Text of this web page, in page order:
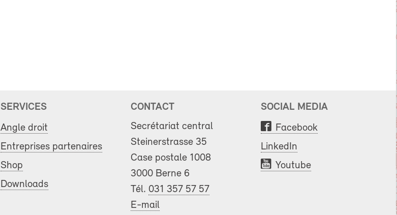
SERVICES
Angle droit
Entreprises partenaires
Shop
Downloads
CONTACT
Secrétariat central
Steinerstrasse 35
Case postale 1008
3000 Berne 6
Tél. 031 357 57 57
E-mail
SOCIAL MEDIA
Facebook
LinkedIn
Youtube